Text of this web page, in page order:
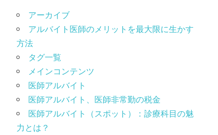
アーカイブ
アルバイト医師のメリットを最大限に生かす
方法
タグ一覧
メインコンテンツ
医師アルバイト
医師アルバイト、医師非常勤の税金
医師アルバイト（スポット）：診療科目の魅
力とは？